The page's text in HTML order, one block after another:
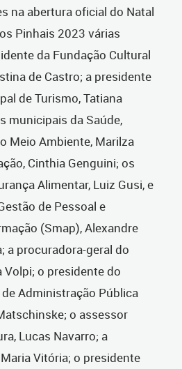
na abertura oficial do Natal
Pinhais 2023 várias
da Fundação Cultural
de Castro; a presidente
de Turismo, Tatiana
municipais da Saúde,
Meio Ambiente, Marilza
Cinthia Genguini; os
Alimentar, Luiz Gusi, e
de Pessoal e
(Smap), Alexandre
a procuradora-geral do
Volpi; o presidente do
Administração Pública
o assessor
Lucas Navarro; a
Vitória; o presidente